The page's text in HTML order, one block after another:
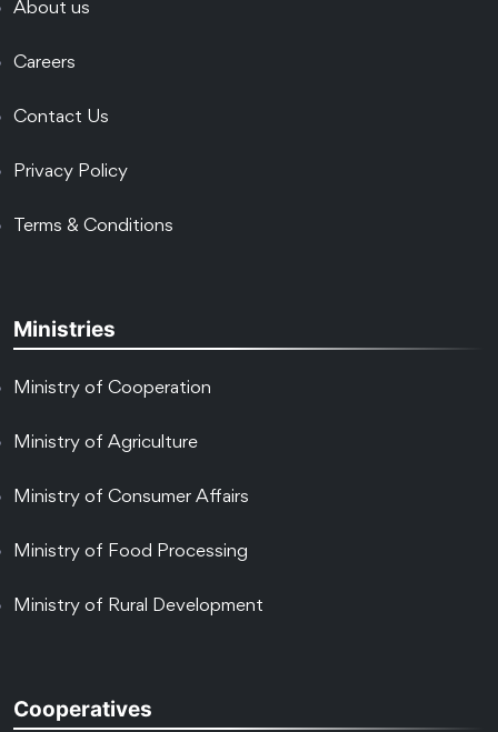
About us
Careers
Contact Us
Privacy Policy
Terms & Conditions
Ministries
Ministry of Cooperation
Ministry of Agriculture
Ministry of Consumer Affairs
Ministry of Food Processing
Ministry of Rural Development
Cooperatives